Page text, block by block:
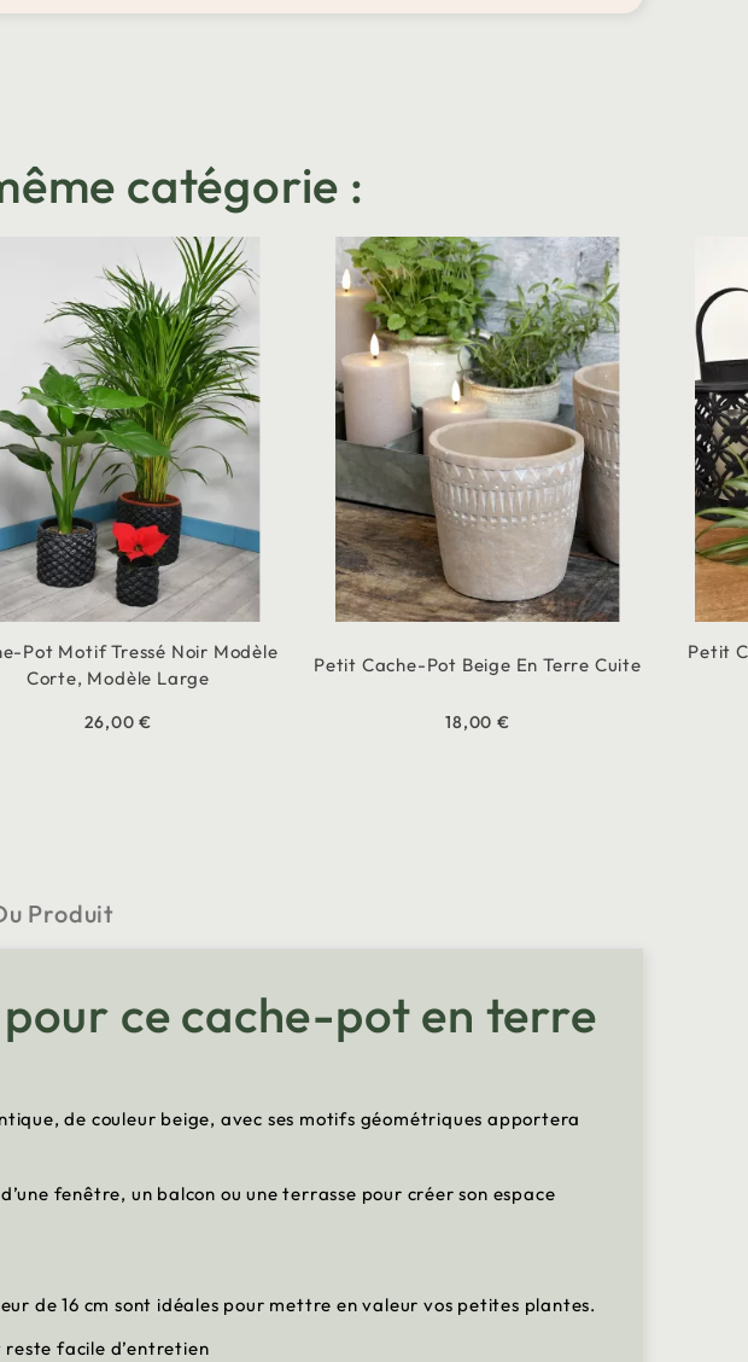
catégorie :
Pot Motif Tressé Noir Modèle
Corte, Modèle Large
26,00 €
Petit Cache-Pot Beige En Terre Cuite
18,00 €
Petit
Produit
ce cache-pot en terre
de couleur beige, avec ses motifs géométriques apportera
fenêtre, un balcon ou une terrasse pour créer son espace
de 16 cm sont idéales pour mettre en valeur vos petites plantes.
reste facile d’entretien